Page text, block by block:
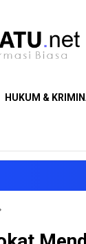
HUKUM &